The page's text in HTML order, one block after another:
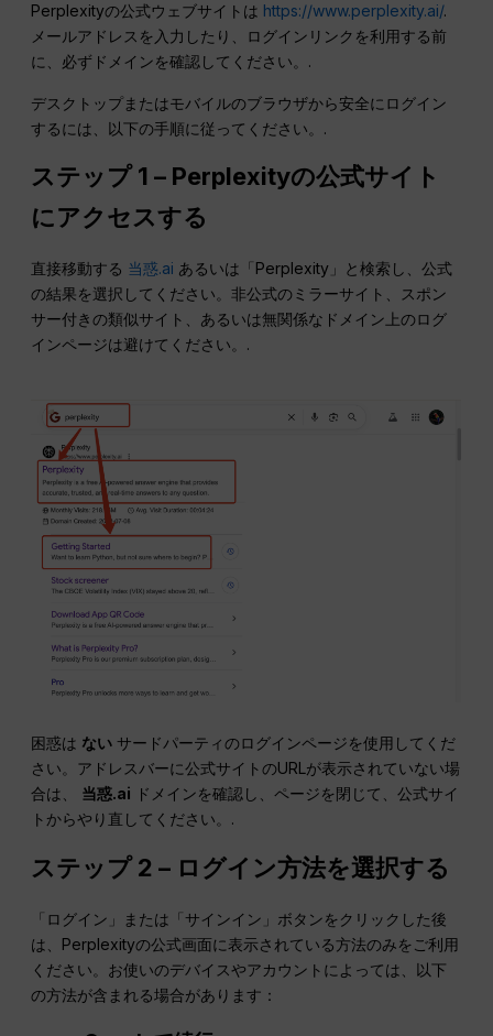
Perplexityの公式ウェブサイトは https://www.perplexity.ai/.
メールアドレスを入力したり、ログインリンクを利用する前
に、必ずドメインを確認してください。.
デスクトップまたはモバイルのブラウザから安全にログイン
するには、以下の手順に従ってください。.
ステップ 1 – Perplexityの公式サイト
にアクセスする
直接移動する 当惑.ai あるいは「Perplexity」と検索し、公式
の結果を選択してください。非公式のミラーサイト、スポン
サー付きの類似サイト、あるいは無関係なドメイン上のログ
インページは避けてください。.
困惑は ない サードパーティのログインページを使用してくだ
さい。アドレスバーに公式サイトのURLが表示されていない場
合は、 当惑.ai ドメインを確認し、ページを閉じて、公式サイ
トからやり直してください。.
ステップ 2 – ログイン方法を選択する
「ログイン」または「サインイン」ボタンをクリックした後
は、Perplexityの公式画面に表示されている方法のみをご利用
ください。お使いのデバイスやアカウントによっては、以下
の方法が含まれる場合があります：